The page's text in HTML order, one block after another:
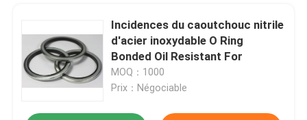
Incidences du caoutchouc nitrile
d'acier inoxydable O Ring
Bonded Oil Resistant For
MOQ：1000
Prix：Négociable